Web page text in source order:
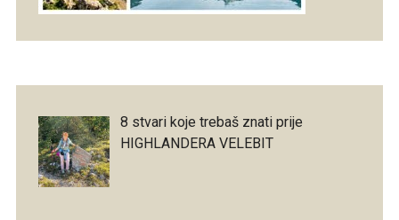
8 stvari koje trebaš znati prije
HIGHLANDERA VELEBIT